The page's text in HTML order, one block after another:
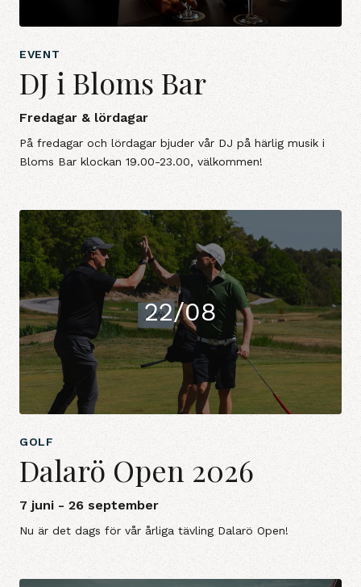
EVENT
DJ i Bloms Bar
Fredagar & lördagar
På fredagar och lördagar bjuder vår DJ på härlig musik i
Bloms Bar klockan 19.00-23.00, välkommen!
22/08
GOLF
Dalarö Open 2026
7 juni - 26 september
Nu är det dags för vår årliga tävling Dalarö Open!